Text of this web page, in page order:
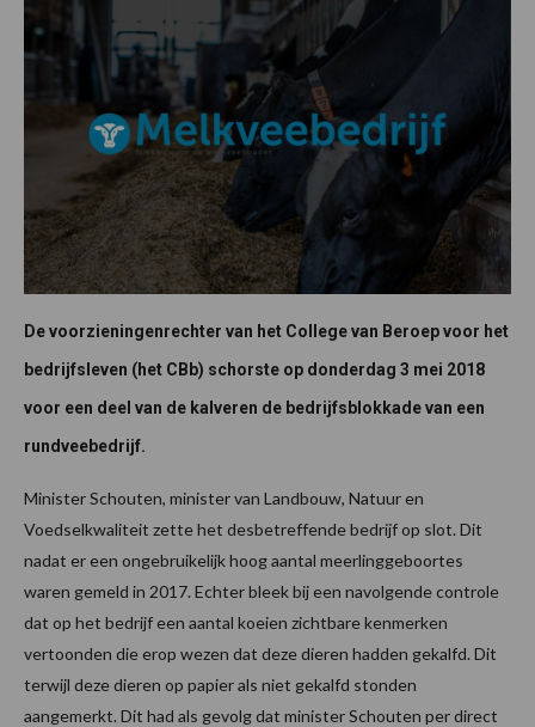
De voorzieningenrechter van het College van Beroep voor het
bedrijfsleven (het CBb) schorste op donderdag 3 mei 2018
voor een deel van de kalveren de bedrijfsblokkade van een
rundveebedrijf.
Minister Schouten, minister van Landbouw, Natuur en
Voedselkwaliteit zette het desbetreffende bedrijf op slot. Dit
nadat er een ongebruikelijk hoog aantal meerlinggeboortes
waren gemeld in 2017. Echter bleek bij een navolgende controle
dat op het bedrijf een aantal koeien zichtbare kenmerken
vertoonden die erop wezen dat deze dieren hadden gekalfd. Dit
terwijl deze dieren op papier als niet gekalfd stonden
aangemerkt. Dit had als gevolg dat minister Schouten per direct